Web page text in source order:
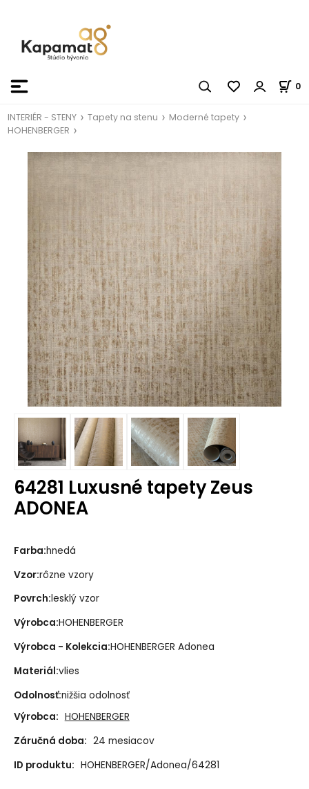
0
INTERIÉR - STENY Tapety na stenu
Moderné tapety
HOHENBERGER
64281 Luxusné tapety Zeus
ADONEA
Farba:hnedá
Vzor:rôzne vzory
Povrch:lesklý vzor
Výrobca:HOHENBERGER
Výrobca - Kolekcia:HOHENBERGER Adonea
Materiál:vlies
Odolnosť:nižšia odolnosť
Výrobca: HOHENBERGER
Záručná doba: 24 mesiacov
ID produktu: HOHENBERGER/Adonea/64281